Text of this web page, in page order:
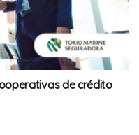
de crédito